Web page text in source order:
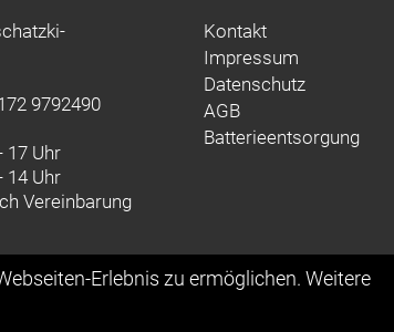
9792490
17 Uhr
14 Uhr
Vereinbarung
Kontakt
Impressum
Datenschutz
AGB
Batterieentsorgung
Erlebnis zu ermöglichen. Weitere